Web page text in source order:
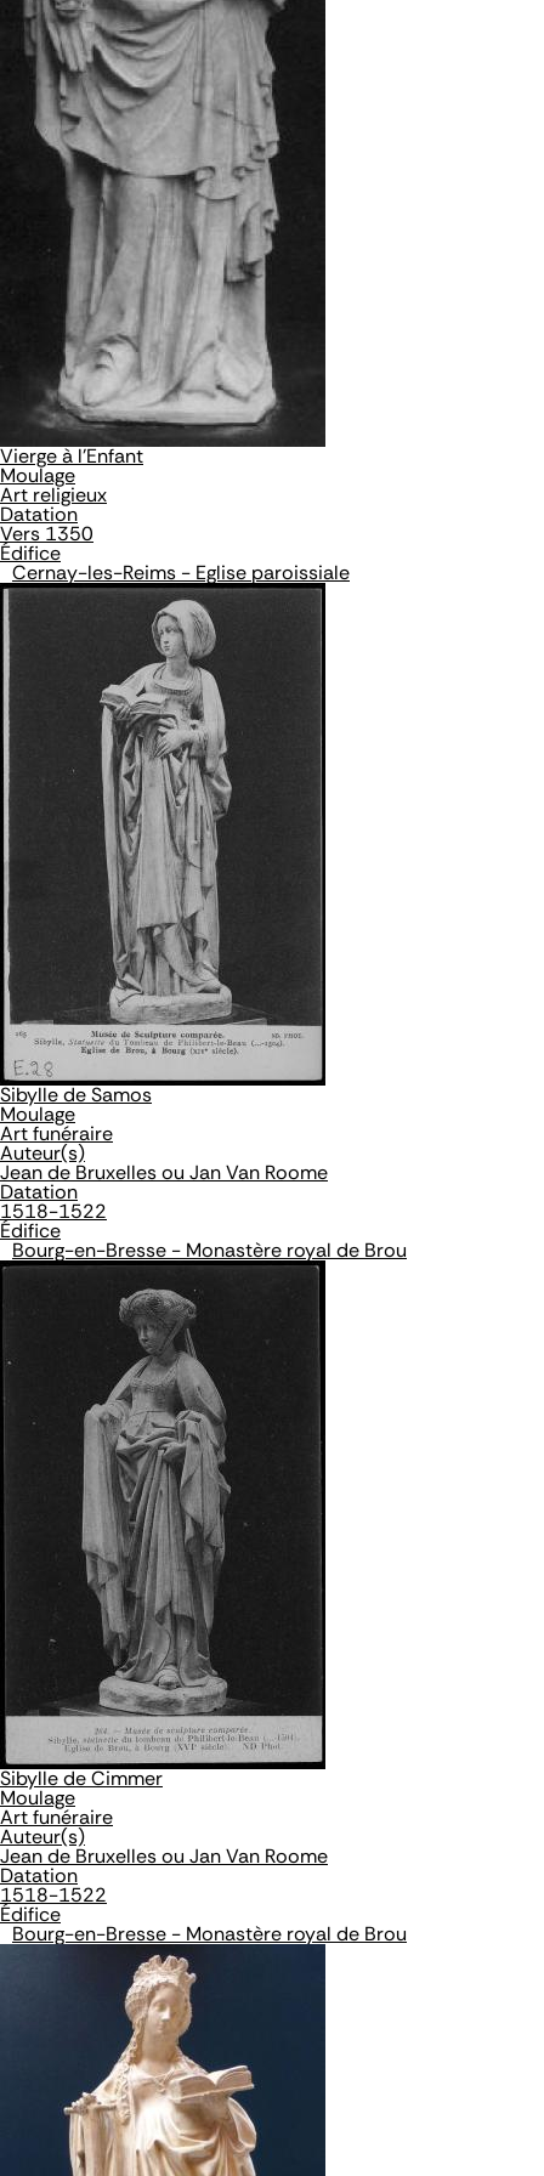
Vierge à l'Enfant
Moulage
Art religieux
Datation
Vers 1350
Édifice
Cernay-les-Reims - Eglise paroissiale
Sibylle de Samos
Moulage
Art funéraire
Auteur(s)
Jean de Bruxelles ou Jan Van Roome
Datation
1518-1522
Édifice
Bourg-en-Bresse - Monastère royal de Brou
Sibylle de Cimmer
Moulage
Art funéraire
Auteur(s)
Jean de Bruxelles ou Jan Van Roome
Datation
1518-1522
Édifice
Bourg-en-Bresse - Monastère royal de Brou